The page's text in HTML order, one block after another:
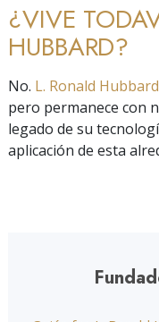
¿VIVE
HUBBARD?
No. L. Ronald Hubbard
pero permanece con
legado de su
aplicación de esta